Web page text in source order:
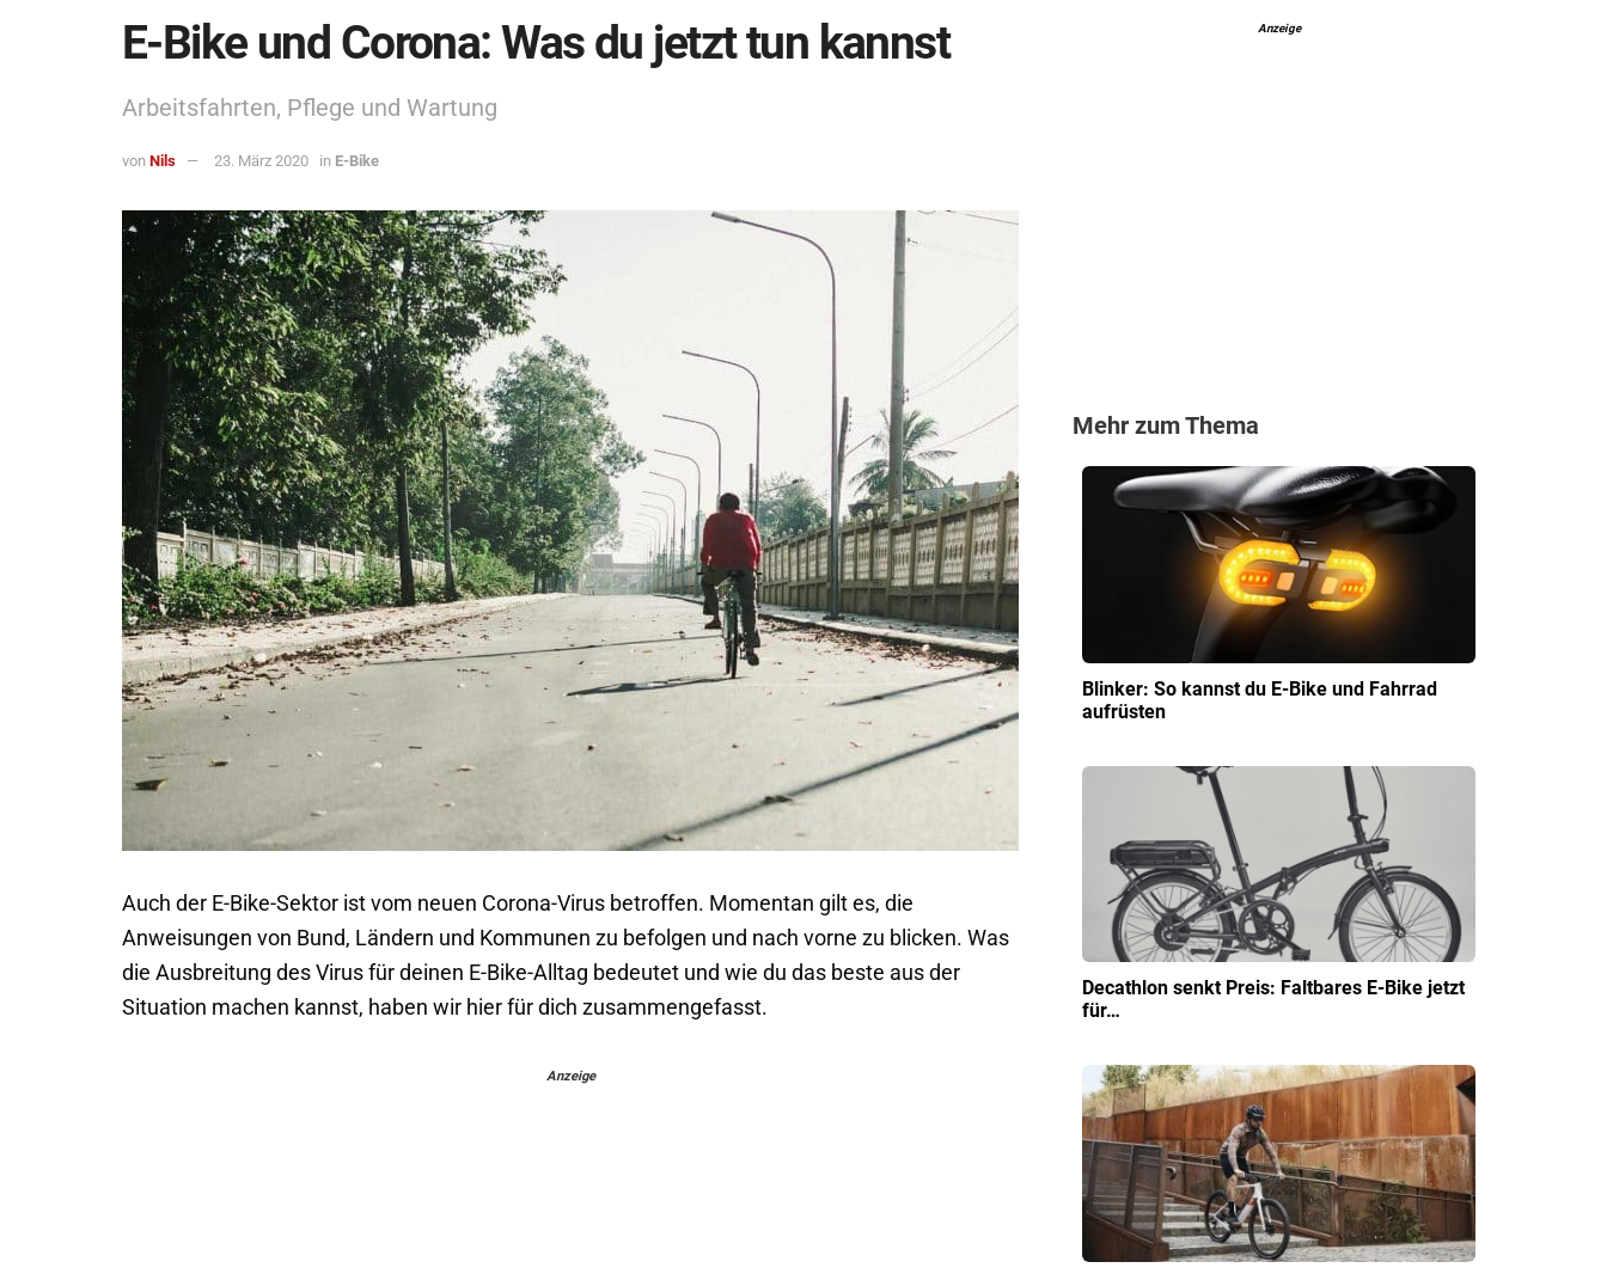
E-Bike und Corona: Was du jetzt tun kannst
Arbeitsfahrten, Pflege und Wartung
von Nils 23. März 2020 in E-Bike
Auch der E-Bike-Sektor ist vom neuen Corona-Virus betroffen. Momentan gilt es, die
Anweisungen von Bund, Ländern und Kommunen zu befolgen und nach vorne zu blicken. Was
die Ausbreitung des Virus für deinen E-Bike-Alltag bedeutet und wie du das beste aus der
Situation machen kannst, haben wir hier für dich zusammengefasst.
Anzeige
Anzeige
Mehr zum Thema
Blinker: So kannst du E-Bike und Fahrrad
aufrüsten
Decathlon senkt Preis: Faltbares E-Bike jetzt
für…